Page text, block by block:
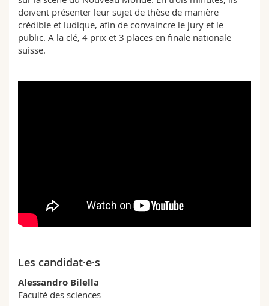
Sciences et médecine
Interfacultaire
Collaborateurs
Doctorants
Webmail
Programme des cours
doivent présenter leur sujet de thèse de manière
crédible et ludique, afin de convaincre le jury et le
public. A la clé, 4 prix et 3 places en finale nationale
suisse.
Les candidat·e·s
Alessandro Bilella
Faculté des sciences